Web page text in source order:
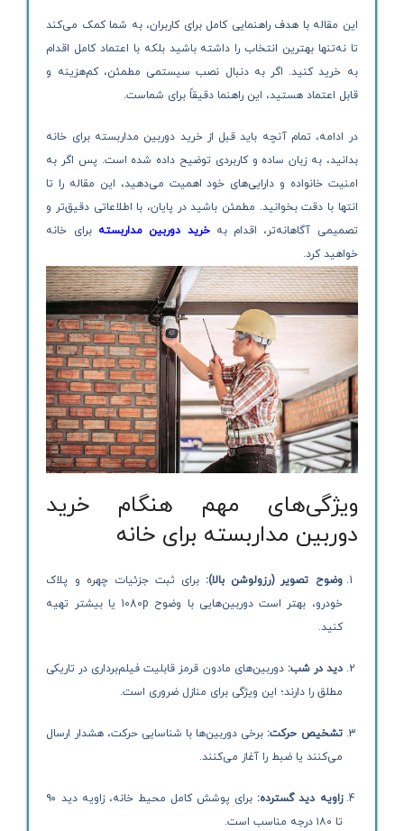
این مقاله با هدف راهنمایی کامل برای کاربران، به شما کمک می‌کند
تا نه‌تنها بهترین انتخاب را داشته باشید بلکه با اعتماد کامل اقدام
به خرید کنید. اگر به دنبال نصب سیستمی مطمئن، کم‌هزینه و
قابل اعتماد هستید، این راهنما دقیقاً برای شماست.
در ادامه، تمام آنچه باید قبل از خرید دوربین مداربسته برای خانه
بدانید، به زبان ساده و کاربردی توضیح داده شده است. پس اگر به
امنیت خانواده و دارایی‌های خود اهمیت می‌دهید، این مقاله را تا
انتها با دقت بخوانید. مطمئن باشید در پایان، با اطلاعاتی دقیق‌تر و
تصمیمی آگاهانه‌تر، اقدام بهخرید دوربین مداربسته برای خانه
خواهید کرد.
ویژگی‌های مهم هنگام خرید
دوربین مداربسته برای خانه
وضوح تصویر (رزولوشن بالا): برای ثبت جزئیات چهره و پلاک
خودرو، بهتر است دوربین‌هایی با وضوح 1080p یا بیشتر تهیه
کنید.
دید در شب: دوربین‌های مادون قرمز قابلیت فیلم‌برداری در تاریکی
مطلق را دارند؛ این ویژگی برای منازل ضروری است.
تشخیص حرکت: برخی دوربین‌ها با شناسایی حرکت، هشدار ارسال
می‌کنند یا ضبط را آغاز می‌کنند.
زاویه دید گسترده:
برای پوشش کامل محیط خانه، زاویه دید ۹۰
تا ۱۸۰ درجه مناسب است.